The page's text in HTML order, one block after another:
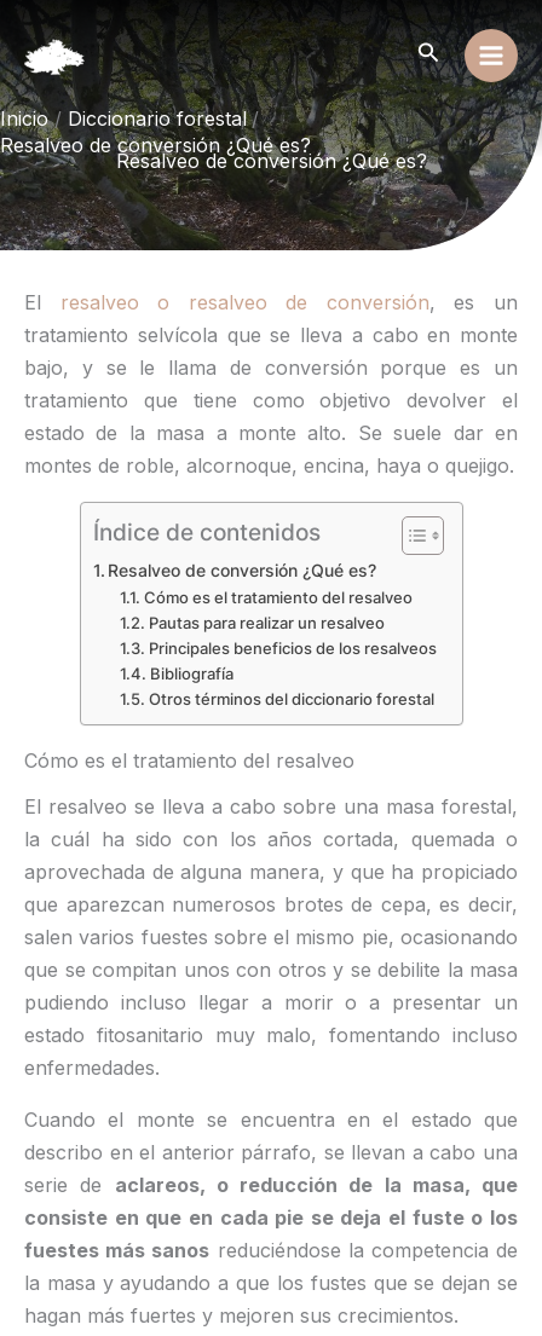
al
contenido
Buscar
Inicio
Diccionario forestal
Resalveo de conversión ¿Qué es?
Resalveo de conversión ¿Qué es?
El resalveo o resalveo de conversión, es un
tratamiento selvícola que se lleva a cabo en monte
bajo, y se le llama de conversión porque es un
tratamiento que tiene como objetivo devolver el
estado de la masa a monte alto. Se suele dar en
montes de roble, alcornoque, encina, haya o quejigo.
Índice de contenidos
Resalveo de conversión ¿Qué es?
Cómo es el tratamiento del resalveo
Pautas para realizar un resalveo
Principales beneficios de los resalveos
Bibliografía
Otros términos del diccionario forestal
Cómo es el tratamiento del resalveo
El resalveo se lleva a cabo sobre una masa forestal,
la cuál ha sido con los años cortada, quemada o
aprovechada de alguna manera, y que ha propiciado
que aparezcan numerosos brotes de cepa, es decir,
salen varios fuestes sobre el mismo pie, ocasionando
que se compitan unos con otros y se debilite la masa
pudiendo incluso llegar a morir o a presentar un
estado fitosanitario muy malo, fomentando incluso
enfermedades.
Cuando el monte se encuentra en el estado que
describo en el anterior párrafo, se llevan a cabo una
serie de aclareos, o reducción de la masa, que
consiste en que en cada pie se deja el fuste o los
fuestes más sanos reduciéndose la competencia de
la masa y ayudando a que los fustes que se dejan se
hagan más fuertes y mejoren sus crecimientos.